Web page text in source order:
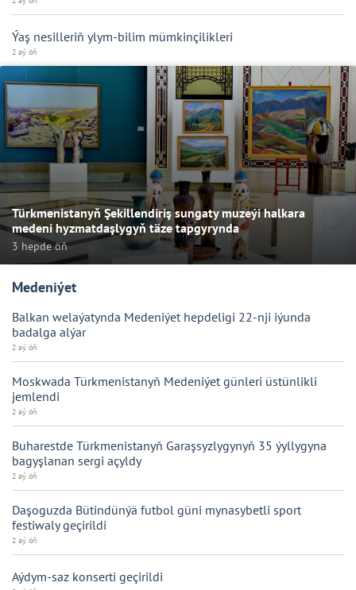
Ýaş nesilleriň ylym-bilim mümkinçilikleri
2 aý öň
Türkmenistanyň Şekillendiriş sungaty muzeýi halkara
medeni hyzmatdaşlygyň täze tapgyrynda
3 hepde öň
Medeniýet
Balkan welaýatynda Medeniýet hepdeligi 22-nji iýunda
badalga alýar
2 aý öň
Moskwada Türkmenistanyň Medeniýet günleri üstünlikli
jemlendi
2 aý öň
Buharestde Türkmenistanyň Garaşsyzlygynyň 35 ýyllygyna
bagyşlanan sergi açyldy
2 aý öň
Daşoguzda Bütindünýä futbol güni mynasybetli sport
festiwaly geçirildi
2 aý öň
Aýdym-saz konserti geçirildi